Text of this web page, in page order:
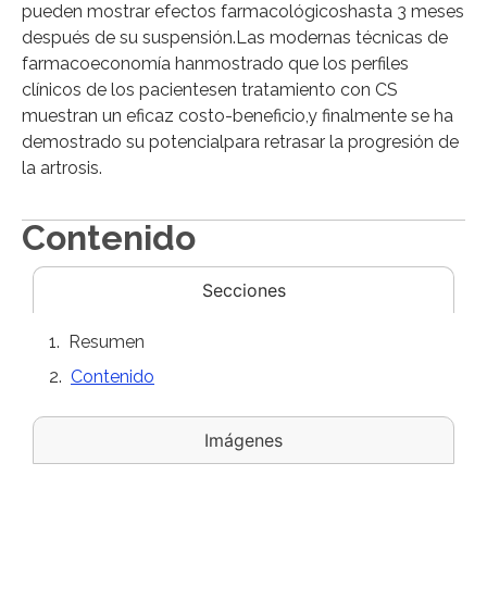
pueden mostrar efectos farmacológicoshasta 3 meses
después de su suspensión.Las modernas técnicas de
farmacoeconomía hanmostrado que los perfiles
clínicos de los pacientesen tratamiento con CS
muestran un eficaz costo-beneficio,y finalmente se ha
demostrado su potencialpara retrasar la progresión de
la artrosis.
Contenido
Secciones
Imágenes
Resumen
Contenido